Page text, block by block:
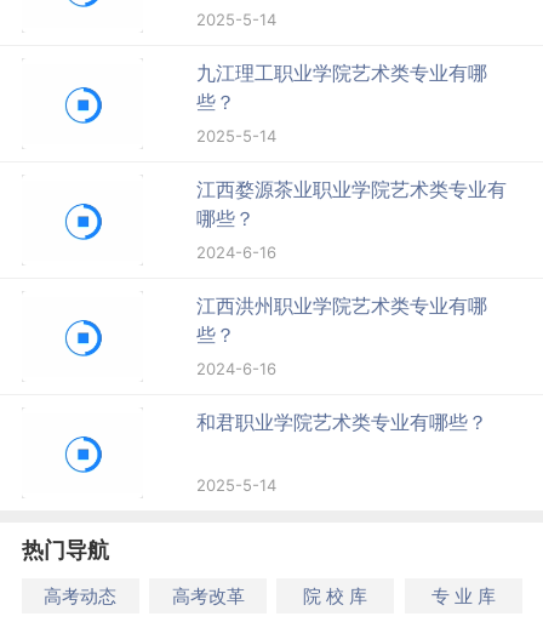
2025-5-14
九江理工职业学院艺术类专业有哪
些？
2025-5-14
江西婺源茶业职业学院艺术类专业有
哪些？
2024-6-16
江西洪州职业学院艺术类专业有哪
些？
2024-6-16
和君职业学院艺术类专业有哪些？
2025-5-14
热门导航
高考动态 高考改革 院 校 库 专 业 库